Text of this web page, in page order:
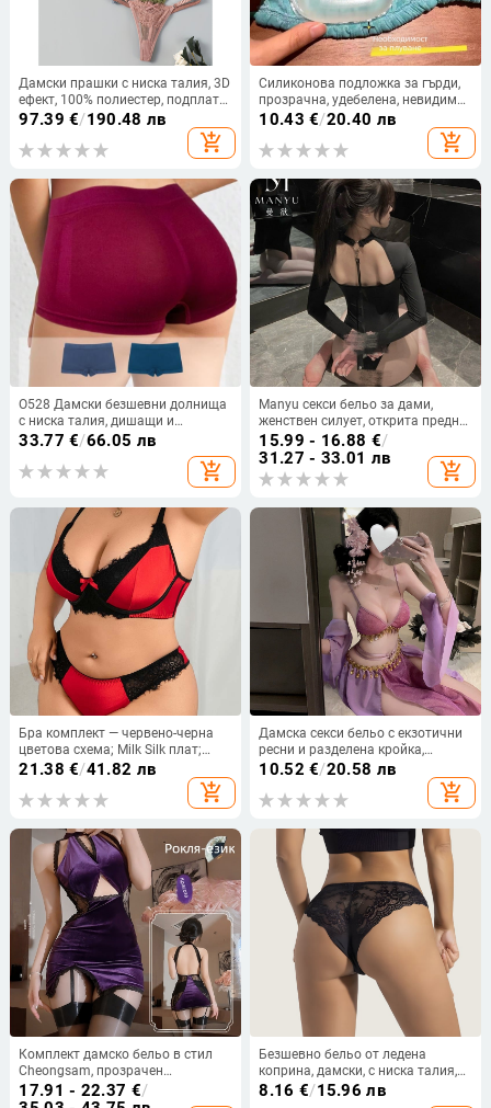
Дамски прашки с ниска талия, 3D
ефект, 100% полиестер, подплата
от бамбук
97.39 €/190.48 лв
add_shopping_cart
Силиконова подложка за гърди,
прозрачна, удебелена, невидима,
събираща се триъгълна
подложка за гърди, силиконова,
фалшива подложка за гърди,
бельо
10.43 €/20.40 лв
add_shopping_cart
O528 Дамски безшевни долнища
с ниска талия, дишащи и
еластични, модална тъкан,
33.77 €/66.05 лв
add_shopping_cart
Manyu секси бельо за дами,
женствен силует, открита предна
част, изкушаваща униформа,
комплект за връзване, спални
пижами 9402
15.99 - 16.88 €/
31.27 - 33.01 лв
add_shopping_cart
Бра комплект — червено-черна
цветова схема; Milk Silk плат;
пълна чашка; презрамки, които
se завързват; задно закопчаване
с един ред куки и очи
21.38 €/41.82 лв
add_shopping_cart
Дамска секси бельо с екзотични
ресни и разделена кройка,
вдъхновено от антична Дунхуан
полиестер • 90–95% полиестер
10.52 €/20.58 лв
add_shopping_cart
Комплект дамско бельо в стил
Cheongsam, прозрачен
полиестер, съдържание
полиестер 90-95%, за жени
17.91 - 22.37 €/
Безшевно бельо от ледена
коприна, дамски, с ниска талия,
секси, дантелени, памучни,
8.16 €/15.96 лв